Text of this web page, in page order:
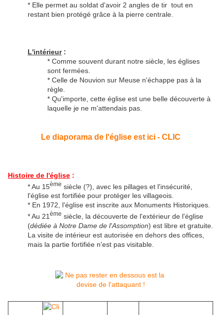
* Elle permet au soldat d'avoir 2 angles de tir tout en
restant bien protégé grâce à la pierre centrale.
L'intérieur:
* Comme souvent durant notre siècle, les églises
sont fermées.
* Celle de Nouvion sur Meuse n'échappe pas à la
règle.
* Qu'importe, cette église est une belle découverte à
laquelle je ne m'attendais pas.
Le diaporama de l'église est ici - CLIC
Histoire de l'église :
* Au 15ème siècle (?), avec les pillages et l'insécurité,
l'église est fortifiée pour protéger les villageois.
* En 1972, l'église est inscrite aux Monuments Historiques.
* Au 21 ème siècle, la découverte de l'extérieur de l'église
(dédiée à Notre Dame de l'Assomption) est libre et gratuite.
La visite de intérieur est autorisée en dehors des offices,
mais la partie fortifiée n'est pas visitable.